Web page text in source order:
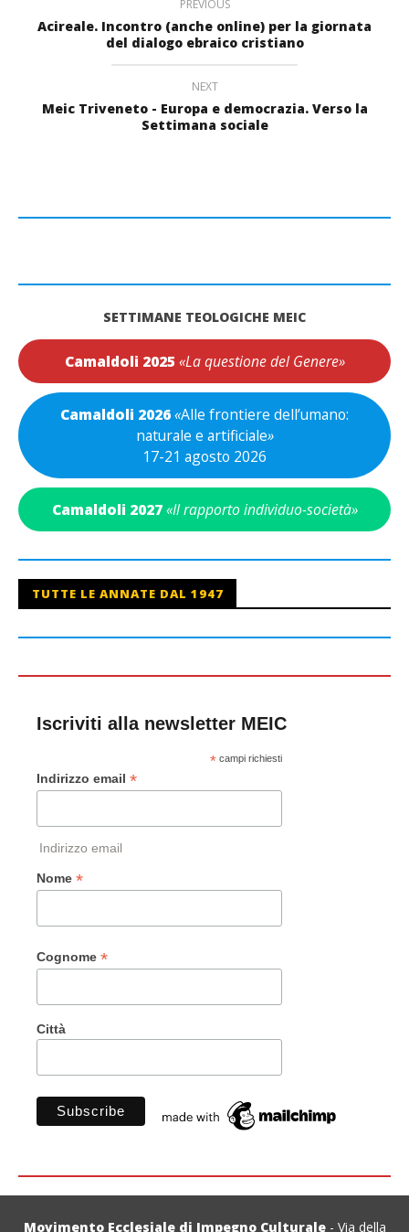
PREVIOUS
Acireale. Incontro (anche online) per la giornata
del dialogo ebraico cristiano
NEXT
Meic Triveneto - Europa e democrazia. Verso la
Settimana sociale
SETTIMANE TEOLOGICHE MEIC
Camaldoli 2025 «La questione del Genere»
Camaldoli 2026«Alle frontiere dell’umano:
naturale e artificiale»
17-21 agosto 2026
Camaldoli 2027 «Il rapporto individuo-società»
TUTTE LE ANNATE DAL 1947
Iscriviti alla newsletter MEIC
*campi richiesti
Indirizzo email *
Indirizzo email
Nome *
Cognome *
Città
Movimento Ecclesiale di Impegno Culturale- Via della